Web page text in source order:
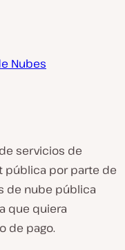
Nubes
servicios de
pública por parte de
de nube pública
que quiera
de pago.